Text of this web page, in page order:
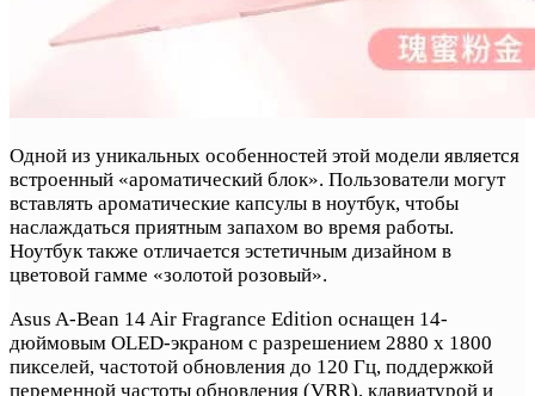
Одной из уникальных особенностей этой модели является
встроенный «ароматический блок». Пользователи могут
вставлять ароматические капсулы в ноутбук, чтобы
наслаждаться приятным запахом во время работы.
Ноутбук также отличается эстетичным дизайном в
цветовой гамме «золотой розовый».
Asus A-Bean 14 Air Fragrance Edition оснащен 14-
дюймовым OLED-экраном с разрешением 2880 х 1800
пикселей, частотой обновления до 120 Гц, поддержкой
переменной частоты обновления (VRR), клавиатурой и